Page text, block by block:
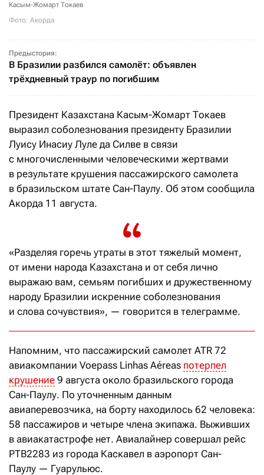
Касым-Жомарт Токаев
Фото: Акорда
Предыстория:
В Бразилии разбился самолёт: объявлен
трёхдневный траур по погибшим
Президент Казахстана Касым-Жомарт Токаев
выразил соболезнования президенту Бразилии
Луису Инасиу Луле да Силве в связи
с многочисленными человеческими жертвами
в результате крушения пассажирского самолета
в бразильском штате Сан-Паулу. Об этом сообщила
Акорда 11 августа.
«Разделяя горечь утраты в этот тяжелый момент,
от имени народа Казахстана и от себя лично
выражаю вам, семьям погибших и дружественному
народу Бразилии искренние соболезнования
и слова сочувствия», — говорится в телеграмме.
Напомним, что пассажирский самолет ATR 72
авиакомпании Voepass Linhas Aéreas потерпел
крушение 9 августа около бразильского города
Сан-Паулу. По уточненным данным
авиаперевозчика, на борту находилось 62 человека:
58 пассажиров и четыре члена экипажа. Выживших
в авиакатастрофе нет. Авиалайнер совершал рейс
PTB2283 из города Каскавел в аэропорт Сан-
Паулу — Гуарульюс.